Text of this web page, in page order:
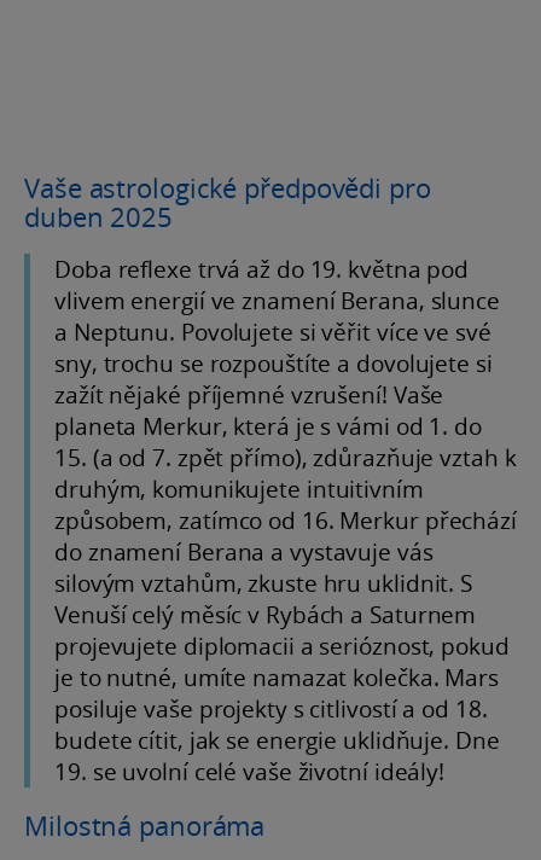
Vaše astrologické předpovědi pro
duben 2025
Doba reflexe trvá až do 19. května pod
vlivem energií ve znamení Berana, slunce
a Neptunu. Povolujete si věřit více ve své
sny, trochu se rozpouštíte a dovolujete si
zažít nějaké příjemné vzrušení! Vaše
planeta Merkur, která je s vámi od 1. do
15. (a od 7. zpět přímo), zdůrazňuje vztah k
druhým, komunikujete intuitivním
způsobem, zatímco od 16. Merkur přechází
do znamení Berana a vystavuje vás
silovým vztahům, zkuste hru uklidnit. S
Venuší celý měsíc v Rybách a Saturnem
projevujete diplomacii a serióznost, pokud
je to nutné, umíte namazat kolečka. Mars
posiluje vaše projekty s citlivostí a od 18.
budete cítit, jak se energie uklidňuje. Dne
19. se uvolní celé vaše životní ideály!
Milostná panoráma